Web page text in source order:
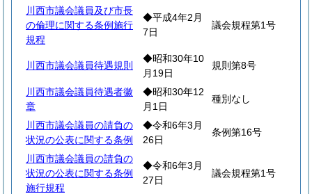
川西市議会議員及び市長
の倫理に関する条例施行
規程
◆平成4年2月
7日
議会規程第1号
川西市議会議員待遇規則
◆昭和30年10
月19日
規則第8号
川西市議会議員待遇者徽
章
◆昭和30年12
月1日
種別なし
川西市議会議員の請負の
状況の公表に関する条例
◆令和6年3月
26日
条例第16号
川西市議会議員の請負の
状況の公表に関する条例
施行規程
◆令和6年3月
27日
議会規程第1号